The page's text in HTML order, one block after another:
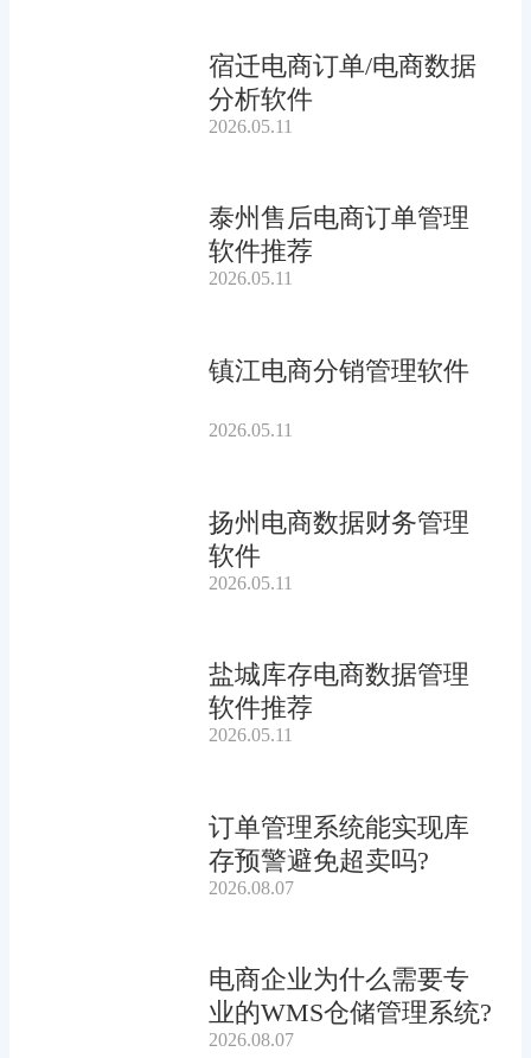
宿迁电商订单/电商数据
分析软件
2026.05.11
泰州售后电商订单管理
软件推荐
2026.05.11
镇江电商分销管理软件
2026.05.11
扬州电商数据财务管理
软件
2026.05.11
盐城库存电商数据管理
软件推荐
2026.05.11
订单管理系统能实现库
存预警避免超卖吗?
2026.08.07
电商企业为什么需要专
业的WMS仓储管理系统?
2026.08.07